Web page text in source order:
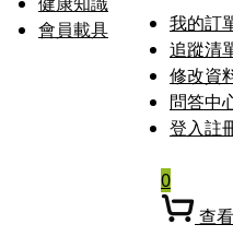
會員載具
我的訂
追蹤清
修改資
問答中
登入註
0
查